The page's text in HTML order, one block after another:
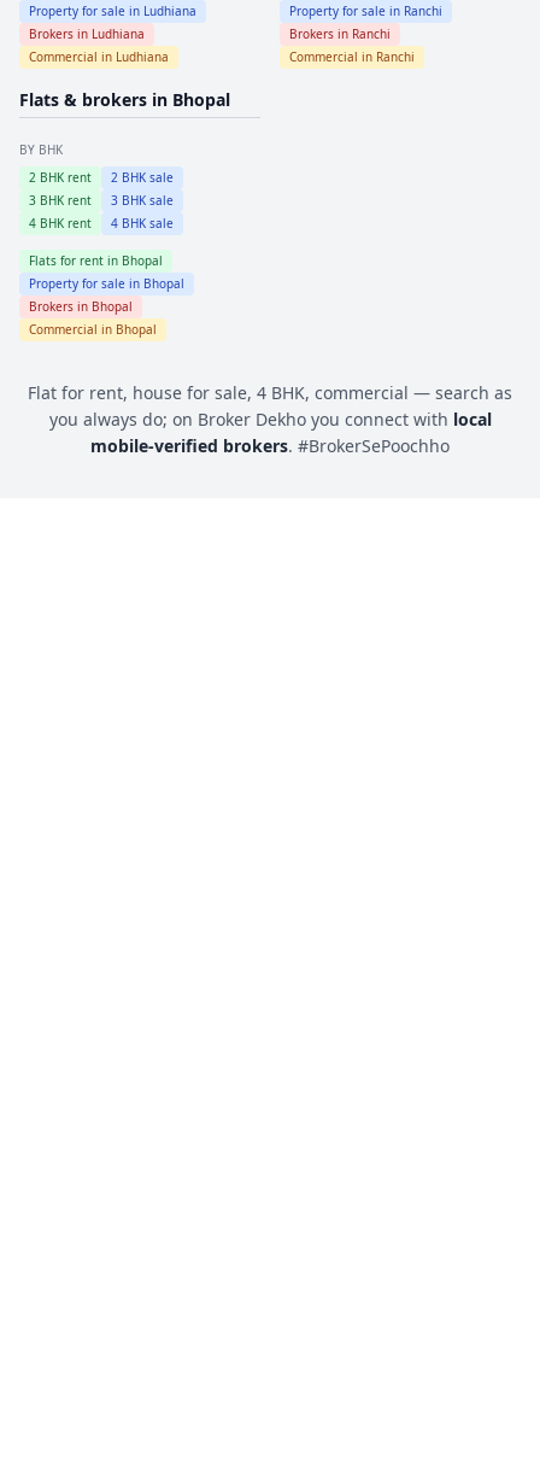
Property for sale in Ludhiana
Brokers in Ludhiana
Commercial in Ludhiana
Property for sale in Ranchi
Brokers in Ranchi
Commercial in Ranchi
Flats & brokers in Bhopal
BY BHK
2 BHK rent 2 BHK sale
3 BHK rent 3 BHK sale
4 BHK rent 4 BHK sale
Flats for rent in Bhopal
Property for sale in Bhopal
Brokers in Bhopal
Commercial in Bhopal
Flat for rent, house for sale, 4 BHK, commercial — search as
you always do; on Broker Dekho you connect with local
mobile-verified brokers. #BrokerSePoochho